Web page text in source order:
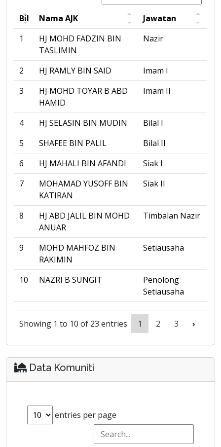
Bil Nama AJK
Jawatan
1
HJ MOHD FADZIN BIN
TASLIMIN
Nazir
2 HJ RAMLY BIN SAID
Imam I
3
HJ MOHD TOYAR B ABD
HAMID
Imam II
4 HJ SELASIN BIN MUDIN
Bilal I
5
SHAFEE BIN PALIL
Bilal II
6
HJ MAHALI BIN AFANDI
Siak I
7
MOHAMAD YUSOFF BIN
KATIRAN
Siak II
8
HJ ABD JALIL BIN MOHD
ANUAR
Timbalan Nazir
9
MOHD MAHFOZ BIN
RAKIMIN
Setiausaha
10 NAZRI B SUNGIT
Penolong
Setiausaha
Showing 1 to 10 of 23 entries 1 2 3 ›
Data Komuniti
entries per page